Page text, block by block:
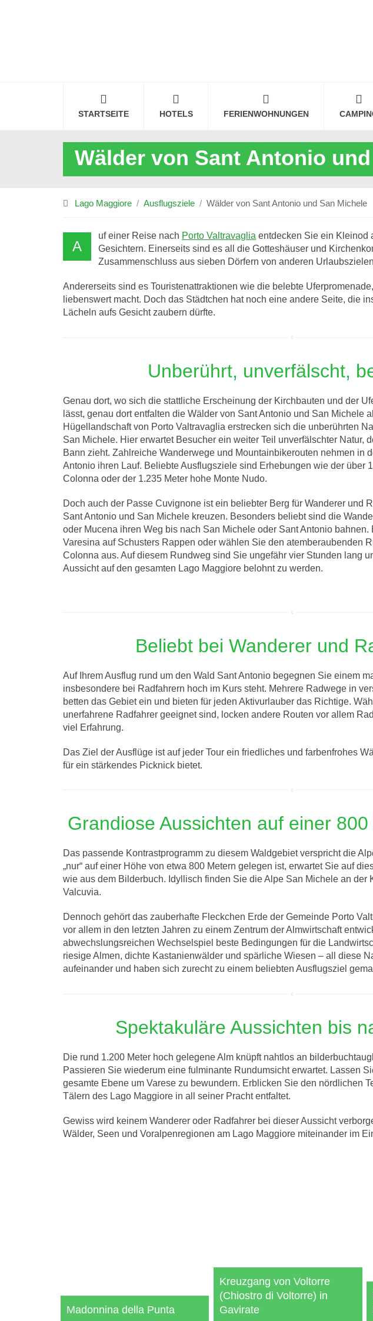
STARTSEITE HOTELS FERIENWOHNUNGEN
Wälder von Sant Antonio
Lago Maggiore Ausflugsziele Wälder von Sant Antonio und San Michele
A
uf einer Reise nach Porto Valtravaglia entdecken Sie ein Kleinod
Gesichtern. Einerseits sind es all die Gotteshäuser und
Zusammenschluss aus sieben Dörfern von anderen
Andererseits sind es Touristenattraktionen wie die belebte
liebenswert macht. Doch das Städtchen hat noch eine andere Seite, die
Lächeln aufs Gesicht zaubern dürfte.
Unberührt, unverfälscht,
Genau dort, wo sich die stattliche Erscheinung der Kirchbauten und der
lässt, genau dort entfalten die Wälder von Sant Antonio und San Michele
Hügellandschaft von Porto Valtravaglia erstrecken sich die unberührten
San Michele. Hier erwartet Besucher ein weiter Teil unverfälschter Natur,
Bann zieht. Zahlreiche Wanderwege und Mountainbikerouten nehmen in
Antonio ihren Lauf. Beliebte Ausflugsziele sind Erhebungen wie der über
Colonna oder der 1.235 Meter hohe Monte Nudo.
Doch auch der Passe Cuvignone ist ein beliebter Berg für Wanderer und
Sant Antonio und San Michele kreuzen. Besonders beliebt sind die
oder Mucena ihren Weg bis nach San Michele oder Sant Antonio
Varesina auf Schusters Rappen oder wählen Sie den atemberaubenden
Colonna aus. Auf diesem Rundweg sind Sie ungefähr vier Stunden lang
Aussicht auf den gesamten Lago Maggiore belohnt zu werden.
Beliebt bei Wanderer und
Auf Ihrem Ausflug rund um den Wald Sant Antonio begegnen Sie einem
insbesondere bei Radfahrern hoch im Kurs steht. Mehrere Radwege in
betten das Gebiet ein und bieten für jeden Aktivurlauber das Richtige.
unerfahrene Radfahrer geeignet sind, locken andere Routen vor allem
viel Erfahrung.
Das Ziel der Ausflüge ist auf jeder Tour ein friedliches und farbenfrohes
für ein stärkendes Picknick bietet.
Grandiose Aussichten auf einer
Das passende Kontrastprogramm zu diesem Waldgebiet verspricht die
„nur“ auf einer Höhe von etwa 800 Metern gelegen ist, erwartet Sie auf
wie aus dem Bilderbuch. Idyllisch finden Sie die Alpe San Michele an der
Valcuvia.
Dennoch gehört das zauberhafte Fleckchen Erde der Gemeinde Porto
vor allem in den letzten Jahren zu einem Zentrum der Almwirtschaft
abwechslungsreichen Wechselspiel beste Bedingungen für die
riesige Almen, dichte Kastanienwälder und spärliche Wiesen – all diese
aufeinander und haben sich zurecht zu einem beliebten Ausflugsziel
Spektakuläre Aussichten bis
Die rund 1.200 Meter hoch gelegene Alm knüpft nahtlos an
Passieren Sie wiederum eine fulminante Rundumsicht erwartet. Lassen
gesamte Ebene um Varese zu bewundern. Erblicken Sie den nördlichen
Tälern des Lago Maggiore in all seiner Pracht entfaltet.
Gewiss wird keinem Wanderer oder Radfahrer bei dieser Aussicht
Wälder, Seen und Voralpenregionen am Lago Maggiore miteinander im
Madonnina della Punta
Kreuzgang von Voltorre
(Chiostro di Voltorre) in
Gavirate